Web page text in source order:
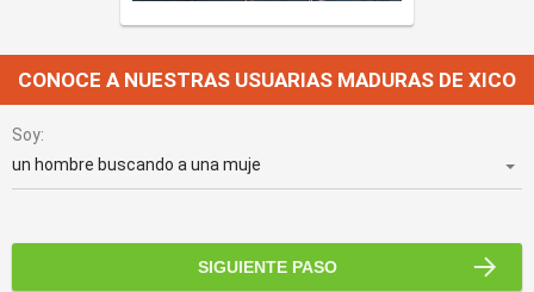
CONOCE A NUESTRAS USUARIAS MADURAS DE XICO
Soy:
SIGUIENTE PASO